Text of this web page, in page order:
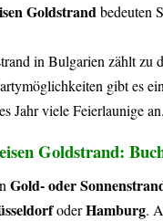
Goldstrandbedeuten
in Bulgarien zählt zu
gibt es
Jahr viele Feierlaunige an.
Goldstrand:
Gold- oder
oderHamburg.